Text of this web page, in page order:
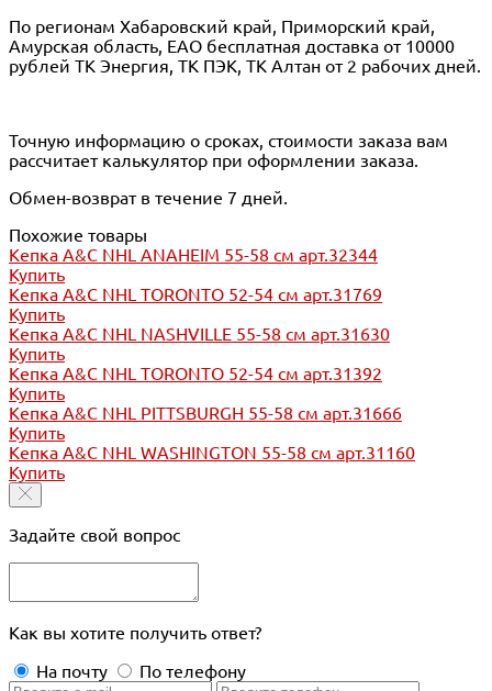
По регионам Хабаровский край, Приморский край,
Амурская область, ЕАО бесплатная доставка от 10000
рублей ТК Энергия, ТК ПЭК, ТК Алтан от 2 рабочих дней.
Точную информацию о сроках, стоимости заказа вам
рассчитает калькулятор при оформлении заказа.
Обмен-возврат в течение 7 дней.
Похожие товары
Кепка A&C NHL ANAHEIM 55-58 см арт.32344
Купить
Кепка A&C NHL TORONTO 52-54 см арт.31769
Купить
Кепка A&C NHL NASHVILLE 55-58 см арт.31630
Купить
Кепка A&C NHL TORONTO 52-54 см арт.31392
Купить
Кепка A&C NHL PITTSBURGH 55-58 см арт.31666
Купить
Кепка A&C NHL WASHINGTON 55-58 см арт.31160
Купить
Задайте свой вопрос
Как вы хотите получить ответ?
На почту
По телефону